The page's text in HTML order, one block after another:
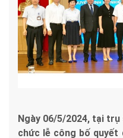
Ngày 06/5/2024, tại
chức lễ công bố quyết